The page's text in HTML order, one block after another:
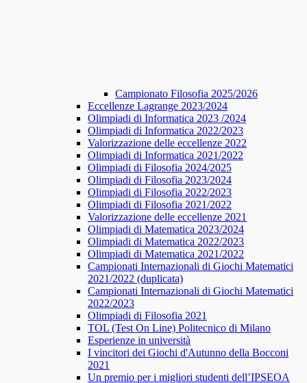
Campionato Filosofia 2025/2026
​​Eccellenze Lagrange 2023/2024
Olimpiadi di Informatica 2023 /2024
Olimpiadi di Informatica 2022/2023
Valorizzazione delle eccellenze 2022
Olimpiadi di Informatica 2021/2022
Olimpiadi di Filosofia 2024/2025
Olimpiadi di Filosofia 2023/2024
Olimpiadi di Filosofia 2022/2023
Olimpiadi di Filosofia 2021/2022
Valorizzazione delle eccellenze 2021
Olimpiadi di Matematica 2023/2024
Olimpiadi di Matematica 2022/2023
Olimpiadi di Matematica 2021/2022
Campionati Internazionali di Giochi Matematici
2021/2022 (duplicata)
Campionati Internazionali di Giochi Matematici
2022/2023
Olimpiadi di Filosofia 2021
TOL (Test On Line) Politecnico di Milano
Esperienze in università
I vincitori dei Giochi d'Autunno della Bocconi
2021
Un premio per i migliori studenti dell’IPSEOA